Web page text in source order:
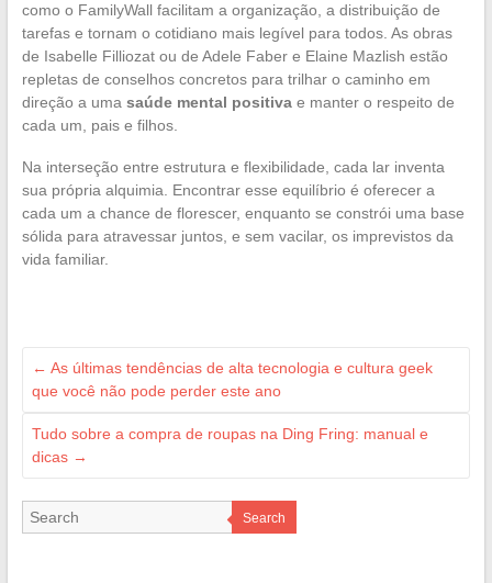
como o FamilyWall facilitam a organização, a distribuição de
tarefas e tornam o cotidiano mais legível para todos. As obras
de Isabelle Filliozat ou de Adele Faber e Elaine Mazlish estão
repletas de conselhos concretos para trilhar o caminho em
direção a uma saúde mental positivae manter o respeito de
cada um, pais e filhos.
Na interseção entre estrutura e flexibilidade, cada lar inventa
sua própria alquimia. Encontrar esse equilíbrio é oferecer a
cada um a chance de florescer, enquanto se constrói uma base
sólida para atravessar juntos, e sem vacilar, os imprevistos da
vida familiar.
← As últimas tendências de alta tecnologia e cultura geek
que você não pode perder este ano
Tudo sobre a compra de roupas na Ding Fring: manual e
dicas →
Search